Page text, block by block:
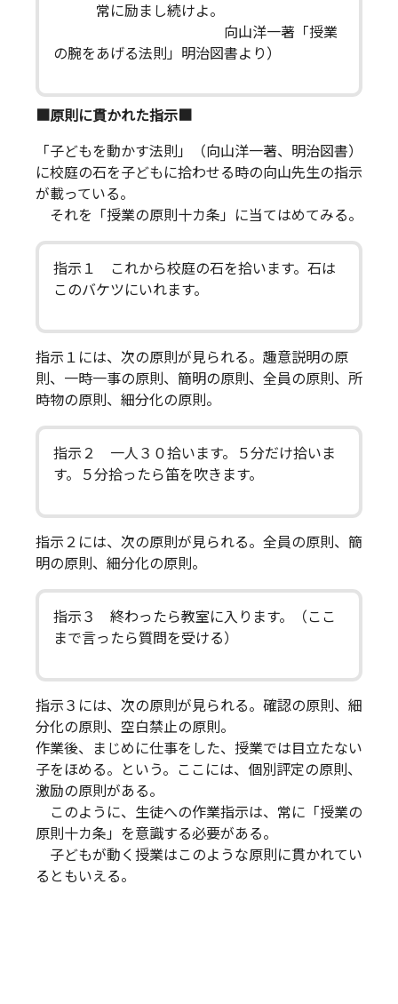
常に励まし続けよ。
向山洋一著「授業
の腕をあげる法則」明治図書より）
■原則に貫かれた指示■
「子どもを動かす法則」（向山洋一著、明治図書）
に校庭の石を子どもに拾わせる時の向山先生の指示
が載っている。
それを「授業の原則十カ条」に当てはめてみる。
指示１ これから校庭の石を拾います。石は
このバケツにいれます。
指示１には、次の原則が見られる。趣意説明の原
則、一時一事の原則、簡明の原則、全員の原則、所
時物の原則、細分化の原則。
指示２ 一人３０拾います。５分だけ拾いま
す。５分拾ったら笛を吹きます。
指示２には、次の原則が見られる。全員の原則、簡
明の原則、細分化の原則。
指示３ 終わったら教室に入ります。（ここ
まで言ったら質問を受ける）
指示３には、次の原則が見られる。確認の原則、細
分化の原則、空白禁止の原則。
作業後、まじめに仕事をした、授業では目立たない
子をほめる。という。ここには、個別評定の原則、
激励の原則がある。
このように、生徒への作業指示は、常に「授業の
原則十カ条」を意識する必要がある。
子どもが動く授業はこのような原則に貫かれてい
るともいえる。